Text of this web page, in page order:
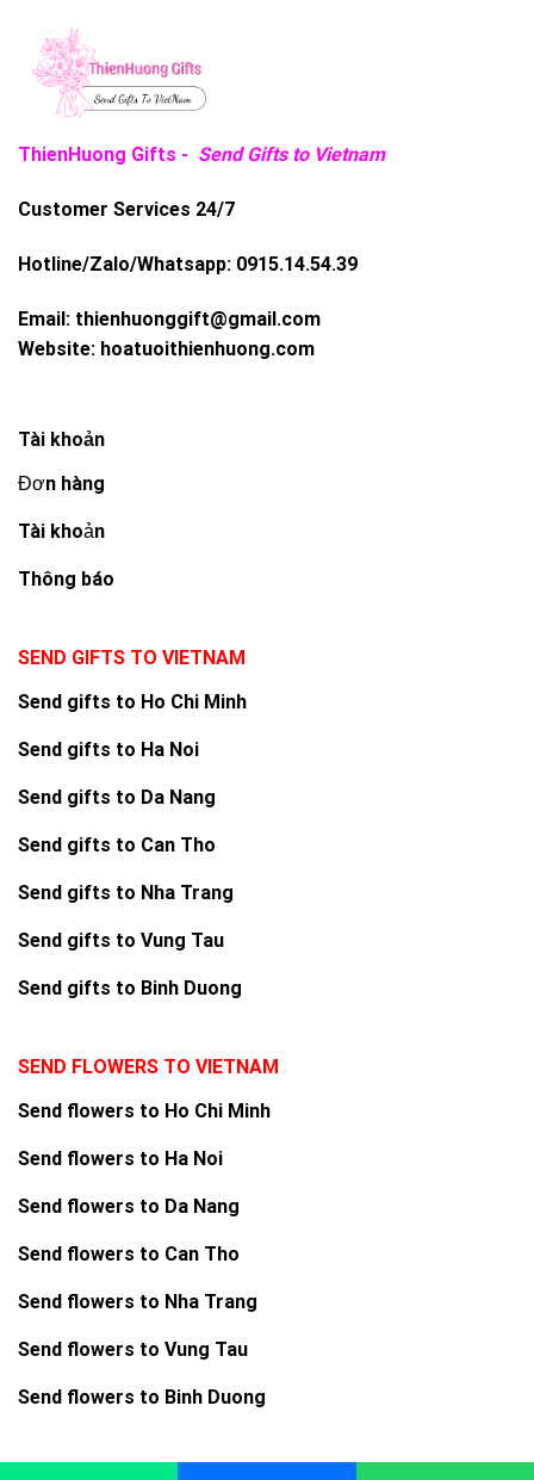
ThienHuong Gifts - Send Gifts to Vietnam
Customer Services 24/7
Hotline/Zalo/Whatsapp: 0915.14.54.39
Email: thienhuonggift@gmail.com
Website: hoatuoithienhuong.com
Tài khoản
Đơn hàng
Tài khoản
Thông báo
SEND GIFTS TO VIETNAM
Send gifts to Ho Chi Minh
Send gifts to Ha Noi
Send gifts to Da Nang
Send gifts to Can Tho
Send gifts to Nha Trang
Send gifts to Vung Tau
Send gifts to Binh Duong
SEND FLOWERS TO VIETNAM
Send flowers to Ho Chi Minh
Send flowers to Ha Noi
Send flowers to Da Nang
Send flowers to Can Tho
Send flowers to Nha Trang
Send flowers to Vung Tau
Send flowers to Binh Duong